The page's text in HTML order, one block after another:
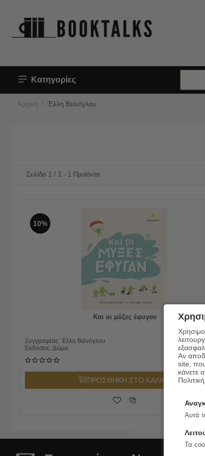
Κατηγορίες
Αρχική / Έλλη Βεϊνόγλου
Σελίδα 1 / 1 - 1 Προϊόντα
10%
Και οι μύξες έφυγαν
Συγγραφέας: Έλλη Βεϊνόγλου
Εκδόσεις: Δώμα
ΠΡΟΣΘΗΚΗ ΣΤΟ ΚΑΛΑΘΙ
Αν
site, που
κάνετε
Αυτά
Τα